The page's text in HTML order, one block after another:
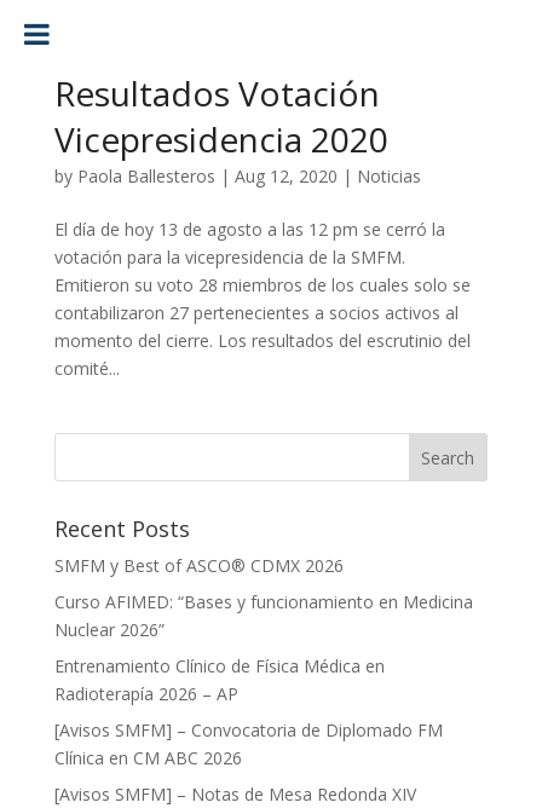
Resultados Votación
Vicepresidencia 2020
by Paola Ballesteros | Aug 12, 2020 | Noticias
El día de hoy 13 de agosto a las 12 pm se cerró la
votación para la vicepresidencia de la SMFM.
Emitieron su voto 28 miembros de los cuales solo se
contabilizaron 27 pertenecientes a socios activos al
momento del cierre. Los resultados del escrutinio del
comité...
Recent Posts
SMFM y Best of ASCO® CDMX 2026
Curso AFIMED: “Bases y funcionamiento en Medicina
Nuclear 2026”
Entrenamiento Clínico de Física Médica en
Radioterapía 2026 – AP
[Avisos SMFM] – Convocatoria de Diplomado FM
Clínica en CM ABC 2026
[Avisos SMFM] – Notas de Mesa Redonda XIV